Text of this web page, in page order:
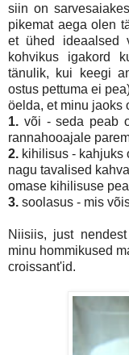
siin on
pikemat aega olen
et ühed ideaalsed
kohvikus igakord
tänulik, kui keegi
ostus pettuma ei
öelda, et minu jaoks
1. või - seda peab
rannahooajale
2. kihilisus - kahjuks
nagu tavalised
omase kihilisuse
3. soolasus - mis
Niisiis, just
minu hommikused
croissant'id.